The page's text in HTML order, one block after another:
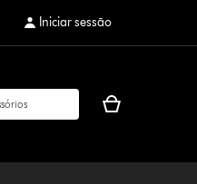
Iniciar sessão
O
de